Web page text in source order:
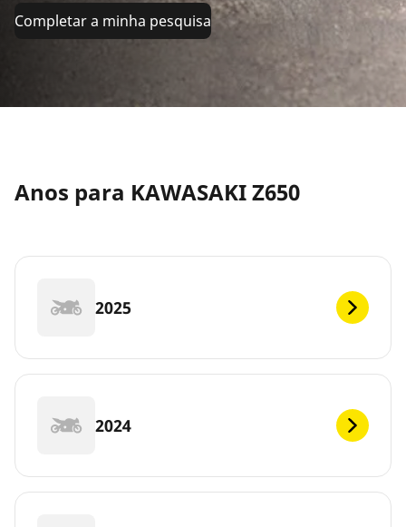
Completar a minha pesquisa
Anos para KAWASAKI Z650
2025
2024